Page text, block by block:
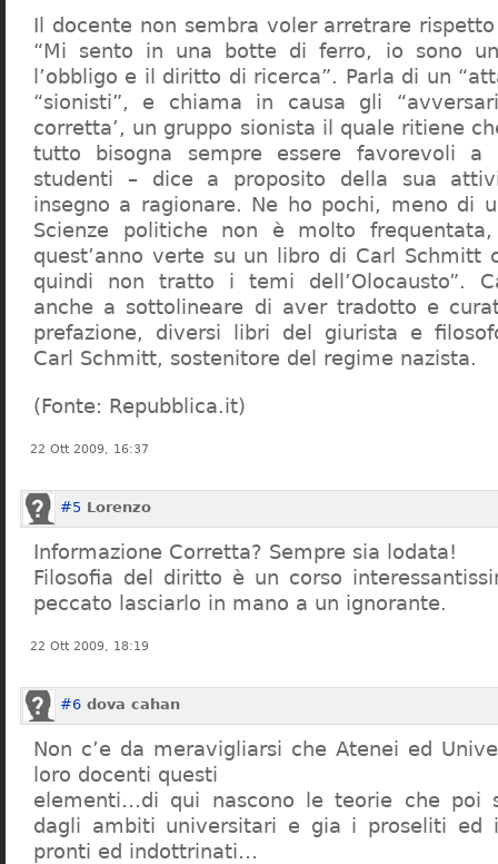
Il docente non sembra voler arretrare
“Mi sento in una botte di ferro, io sono
l’obbligo e il diritto di ricerca”. Parla di un
“sionisti”, e chiama in causa gli
corretta’, un gruppo sionista il quale ritiene
tutto bisogna sempre essere favorevoli a
studenti – dice a proposito della sua
insegno a ragionare. Ne ho pochi, meno di
Scienze politiche non è molto
quest’anno verte su un libro di Carl Schmitt
quindi non tratto i temi dell’Olocausto”.
anche a sottolineare di aver tradotto e
prefazione, diversi libri del giurista e
Carl Schmitt, sostenitore del regime nazista.
(Fonte: Repubblica.it)
22 Ott 2009, 16:37
#5 Lorenzo
Informazione Corretta? Sempre sia lodata!
Filosofia del diritto è un corso
peccato lasciarlo in mano a un ignorante.
22 Ott 2009, 18:19
#6 dova cahan
Non c’e da meravigliarsi che Atenei ed
loro docenti questi
elementi…di qui nascono le teorie che poi
dagli ambiti universitari e gia i proseliti ed
pronti ed indottrinati…